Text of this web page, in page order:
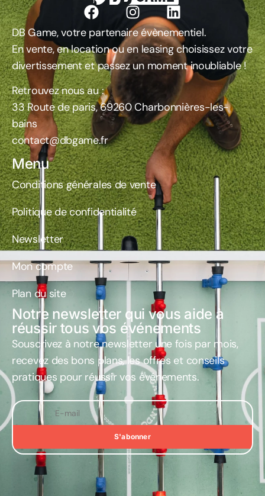
DB Game, votre partenaire évènementiel.
En vente, en location ou en leasing choisissez votre
divertissement et passez un moment inoubliable !
Retrouvez nous au :
33 Route de paris, 69260 Charbonnières-les-
bains
contact@dbgame.fr
Menu
Conditions générales de vente
Politique de confidentialité
Newsletter
Mon compte
Plan du site
Notre newsletter qui vous aide à
réussir tous vos événements
Souscrivez à notre newsletter une fois par mois,
recevez des bons plans, les offres et conseils
pratiques pour réussir vos événements.